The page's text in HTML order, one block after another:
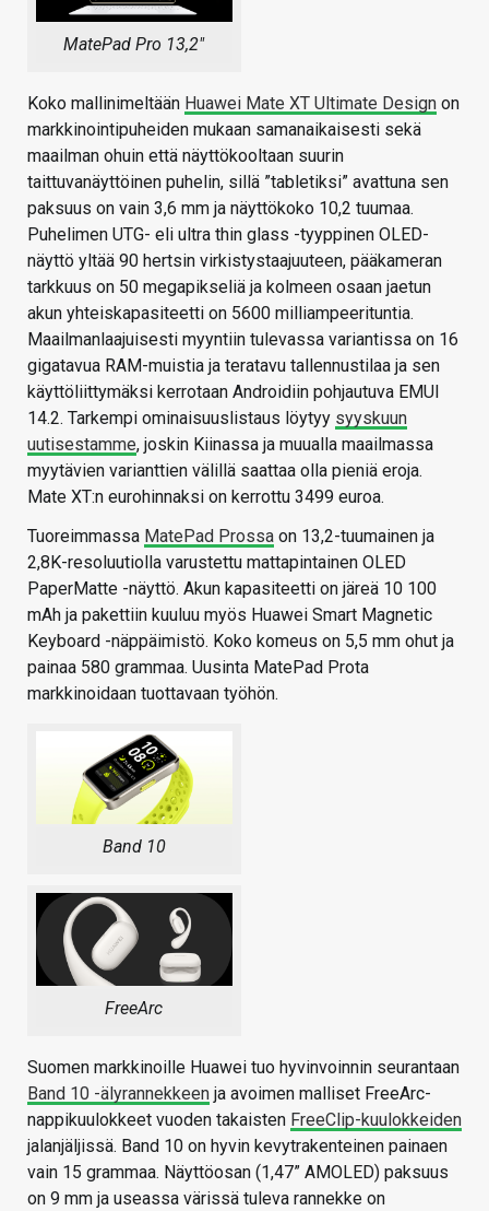
MatePad Pro 13,2″
Koko mallinimeltään Huawei Mate XT Ultimate Design on
markkinointipuheiden mukaan samanaikaisesti sekä
maailman ohuin että näyttökooltaan suurin
taittuvanäyttöinen puhelin, sillä ”tabletiksi” avattuna sen
paksuus on vain 3,6 mm ja näyttökoko 10,2 tuumaa.
Puhelimen UTG- eli ultra thin glass -tyyppinen OLED-
näyttö yltää 90 hertsin virkistystaajuuteen, pääkameran
tarkkuus on 50 megapikseliä ja kolmeen osaan jaetun
akun yhteiskapasiteetti on 5600 milliampeerituntia.
Maailmanlaajuisesti myyntiin tulevassa variantissa on 16
gigatavua RAM-muistia ja teratavu tallennustilaa ja sen
käyttöliittymäksi kerrotaan Androidiin pohjautuva EMUI
14.2. Tarkempi ominaisuuslistaus löytyy syyskuun
uutisestamme, joskin Kiinassa ja muualla maailmassa
myytävien varianttien välillä saattaa olla pieniä eroja.
Mate XT:n eurohinnaksi on kerrottu 3499 euroa.
Tuoreimmassa MatePad Prossa on 13,2-tuumainen ja
2,8K-resoluutiolla varustettu mattapintainen OLED
PaperMatte -näyttö. Akun kapasiteetti on järeä 10 100
mAh ja pakettiin kuuluu myös Huawei Smart Magnetic
Keyboard -näppäimistö. Koko komeus on 5,5 mm ohut ja
painaa 580 grammaa. Uusinta MatePad Prota
markkinoidaan tuottavaan työhön.
Band 10
FreeArc
Suomen markkinoille Huawei tuo hyvinvoinnin seurantaan
Band 10 -älyrannekkeen ja avoimen malliset FreeArc-
nappikuulokkeet vuoden takaisten FreeClip-kuulokkeiden
jalanjäljissä. Band 10 on hyvin kevytrakenteinen painaen
vain 15 grammaa. Näyttöosan (1,47” AMOLED) paksuus
on 9 mm ja useassa värissä tuleva rannekke on